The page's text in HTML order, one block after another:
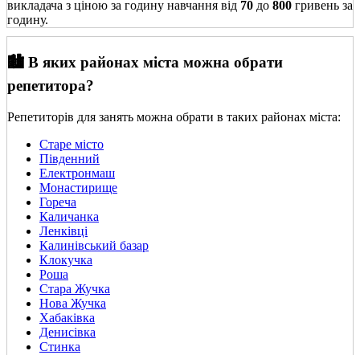
викладача з ціною за годину навчання від 70 до 800 гривень за
годину.
🏙️ В яких районах міста можна обрати
репетитора?
Репетиторів для занять можна обрати в таких районах міста:
Старе місто
Південний
Електронмаш
Монастирище
Гореча
Каличанка
Ленківці
Калинівський базар
Клокучка
Роша
Стара Жучка
Нова Жучка
Хабаківка
Денисівка
Стинка